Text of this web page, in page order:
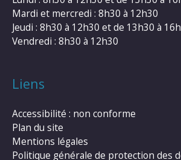
Mardi et mercredi : 8h30 à 12h30
Jeudi : 8h30 à 12h30 et de 13h30 à
Vendredi : 8h30 à 12h30
Liens
Accessibilité : non conforme
Plan du site
Mentions légales
Politique générale de protection des